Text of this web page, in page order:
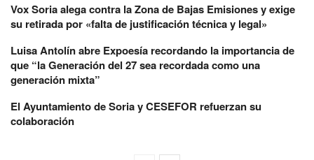
Vox Soria alega contra la Zona de Bajas Emisiones y exige
su retirada por «falta de justificación técnica y legal»
Luisa Antolín abre Expoesía recordando la importancia de
que “la Generación del 27 sea recordada como una
generación mixta”
El Ayuntamiento de Soria y CESEFOR refuerzan su
colaboración